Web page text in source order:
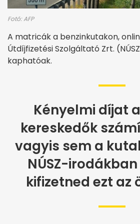
Fotó: AFP
A matricák a benzinkutakon,
Útdíjfizetési Szolgáltató Zrt.
kaphatóak.
Kényelmi díjat
kereskedők
vagyis sem a
NÚSZ-
kifizetned ezt az